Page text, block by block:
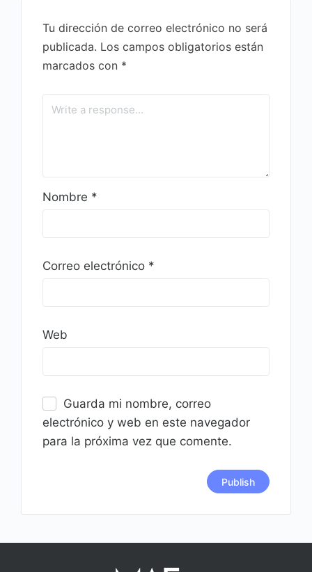
Tu dirección de correo electrónico no será
publicada. Los campos obligatorios están
marcados con *
Nombre *
Correo electrónico *
Web
Guarda mi nombre, correo
electrónico y web en este navegador
para la próxima vez que comente.